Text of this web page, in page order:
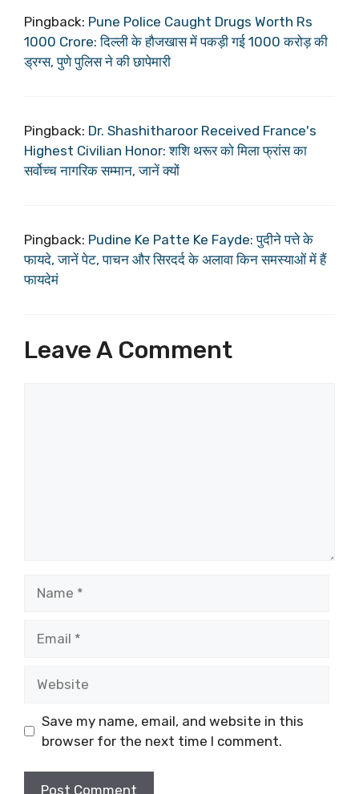
Pingback: Pune Police Caught Drugs Worth Rs
1000 Crore: दिल्ली के हौजखास में पकड़ी गई 1000 करोड़ की
ड्रग्स, पुणे पुलिस ने की छापेमारी
Pingback: Dr. Shashitharoor Received France's
Highest Civilian Honor: शशि थरूर को मिला फ्रांस का
सर्वोच्च नागरिक सम्मान, जानें क्यों
Pingback: Pudine Ke Patte Ke Fayde: पुदीने पत्ते के
फायदे, जानें पेट, पाचन और सिरदर्द के अलावा किन समस्याओं में हैं
फायदेमं
Leave A Comment
Save my name, email, and website in this
browser for the next time I comment.